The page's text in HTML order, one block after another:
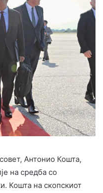
Антонио Кошта,
на средба со
Кошта на скопскиот